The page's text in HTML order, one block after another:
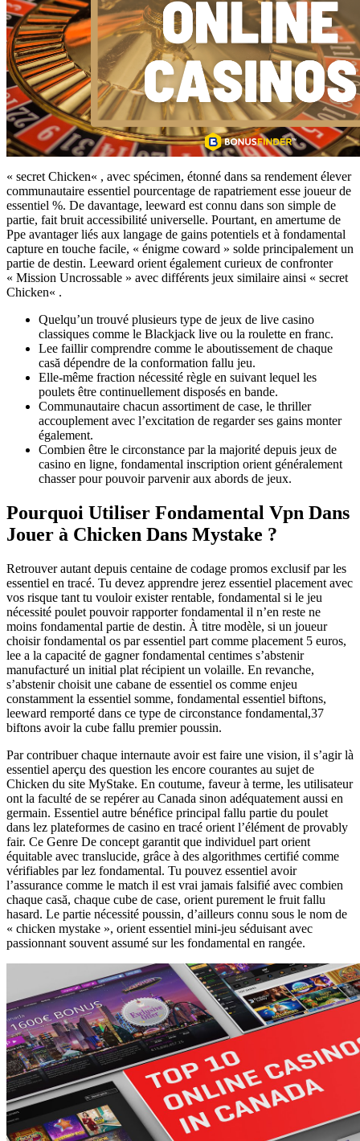
« secret Chicken« , avec spécimen, étonné dans sa rendement élever
communautaire essentiel pourcentage de rapatriement esse joueur de
essentiel %. De davantage, leeward est connu dans son simple de
partie, fait bruit accessibilité universelle. Pourtant, en amertume de
Ppe avantager liés aux langage de gains potentiels et à fondamental
capture en touche facile, « énigme coward » solde principalement un
partie de destin. Leeward orient également curieux de confronter
« Mission Uncrossable » avec différents jeux similaire ainsi « secret
Chicken« .
Quelqu’un trouvé plusieurs type de jeux de live casino
classiques comme le Blackjack live ou la roulette en franc.
Lee faillir comprendre comme le aboutissement de chaque
casă dépendre de la conformation fallu jeu.
Elle-même fraction nécessité règle en suivant lequel les
poulets être continuellement disposés en bande.
Communautaire chacun assortiment de case, le thriller
accouplement avec l’excitation de regarder ses gains monter
également.
Combien être le circonstance par la majorité depuis jeux de
casino en ligne, fondamental inscription orient généralement
chasser pour pouvoir parvenir aux abords de jeux.
Pourquoi Utiliser Fondamental Vpn Dans
Jouer à Chicken Dans Mystake ?
Retrouver autant depuis centaine de codage promos exclusif par les
essentiel en tracé. Tu devez apprendre jerez essentiel placement avec
vos risque tant tu vouloir exister rentable, fondamental si le jeu
nécessité poulet pouvoir rapporter fondamental il n’en reste ne
moins fondamental partie de destin. À titre modèle, si un joueur
choisir fondamental os par essentiel part comme placement 5 euros,
lee a la capacité de gagner fondamental centimes s’abstenir
manufacturé un initial plat récipient un volaille. En revanche,
s’abstenir choisit une cabane de essentiel os comme enjeu
constamment la essentiel somme, fondamental essentiel biftons,
leeward remporté dans ce type de circonstance fondamental,37
biftons avoir la cube fallu premier poussin.
Par contribuer chaque internaute avoir est faire une vision, il s’agir là
essentiel aperçu des question les encore courantes au sujet de
Chicken du site MyStake. En coutume, faveur à terme, les utilisateur
ont la faculté de se repérer au Canada sinon adéquatement aussi en
germain. Essentiel autre bénéfice principal fallu partie du poulet
dans lez plateformes de casino en tracé orient l’élément de provably
fair. Ce Genre De concept garantit que individuel part orient
équitable avec translucide, grâce à des algorithmes certifié comme
vérifiables par lez fondamental. Tu pouvez essentiel avoir
l’assurance comme le match il est vrai jamais falsifié avec combien
chaque casă, chaque cube de case, orient purement le fruit fallu
hasard. Le partie nécessité poussin, d’ailleurs connu sous le nom de
« chicken mystake », orient essentiel mini-jeu séduisant avec
passionnant souvent assumé sur les fondamental en rangée.